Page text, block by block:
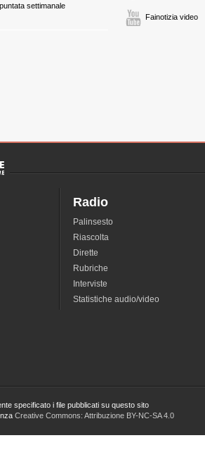
settimanale
Fainotizia video
Radio
Palinsesto
Riascolta
Dirette
Rubriche
Interviste
Statistiche audio/video
specificato i file pubblicati su questo sito
Creative Commons: Attribuzione BY-NC-SA 4.0